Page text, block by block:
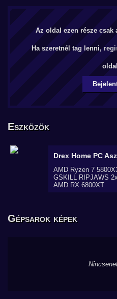
Az oldal ezen része csak
Ha szeretnél tag lenni,
Eszközök
Drex Home PC
AMD Ryzen 7
GSKILL RIPJAWS
AMD RX 6800XT
Gépsarok képek